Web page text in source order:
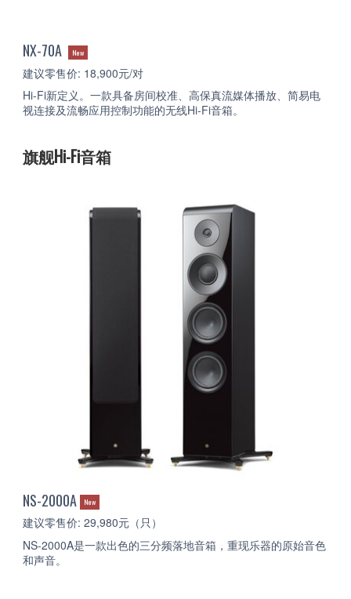
NX-70A New
建议零售价: 18,900元/对
Hi-Fi新定义。一款具备房间校准、高保真流媒体播放、简易电
视连接及流畅应用控制功能的无线Hi-Fi音箱。
旗舰Hi-Fi音箱
NS-2000A New
建议零售价: 29,980元（只）
NS-2000A是一款出色的三分频落地音箱，重现乐器的原始音色
和声音。